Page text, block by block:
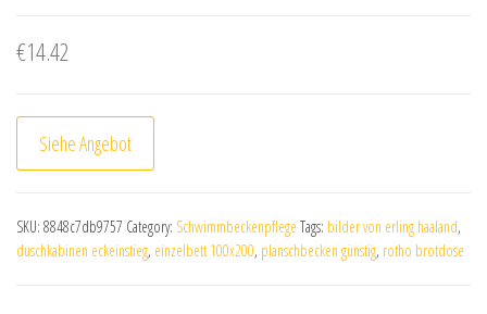
€14.42
Siehe Angebot
SKU: 8848c7db9757 Category: Schwimmbeckenpflege Tags: bilder von erling haaland,
duschkabinen eckeinstieg, einzelbett 100x200, planschbecken günstig, rotho brotdose